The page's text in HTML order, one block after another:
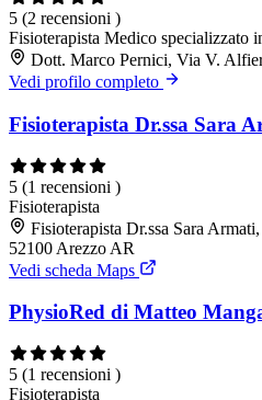
5 (2 recensioni )
Fisioterapista Medico specializzato
Dott. Marco Pernici, Via V.
Vedi profilo completo
Fisioterapista Dr.ssa Sara
5 (1 recensioni )
Fisioterapista
Fisioterapista Dr.ssa Sara
52100 Arezzo AR
Vedi scheda Maps
PhysioRed di Matteo
5 (1 recensioni )
Fisioterapista